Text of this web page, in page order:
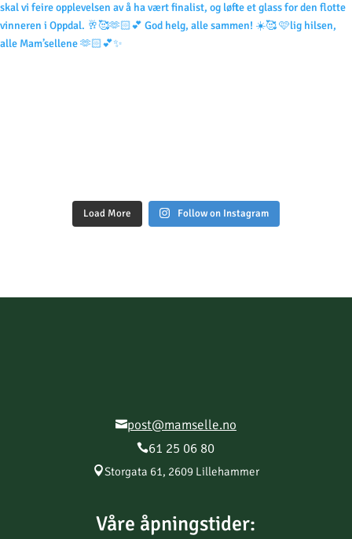
Load More Follow on Instagram
post@mamselle.no
61 25 06 80
Storgata 61, 2609 Lillehammer
Våre åpningstider: